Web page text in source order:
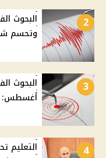
2
البحوث
وتحسم
3
أغسطس:
4
التعليم